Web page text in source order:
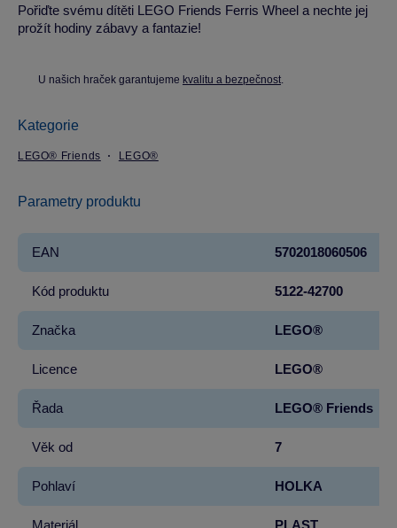
Pořiďte svému dítěti LEGO Friends Ferris Wheel a nechte jej
prožít hodiny zábavy a fantazie!
U našich hraček garantujeme kvalitu a bezpečnost
Kategorie
LEGO® Friends LEGO®
Parametry produktu
EAN 5702018060506
Kód produktu 5122-42700
Značka LEGO®
Licence LEGO®
Řada LEGO® Friends
Věk od 7
Pohlaví HOLKA
Materiál PLAST